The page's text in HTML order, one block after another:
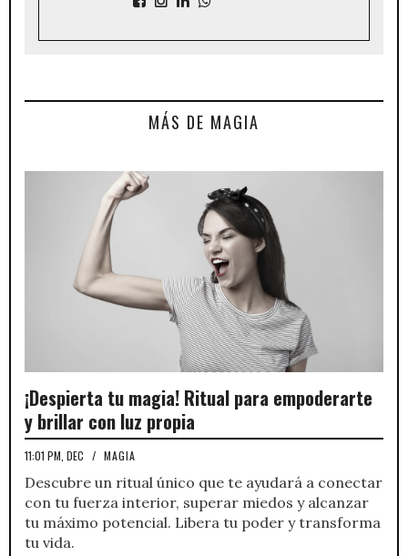
MÁS DE MAGIA
¡Despierta tu magia! Ritual para empoderarte
y brillar con luz propia
11:01 PM, DEC / MAGIA
Descubre un ritual único que te ayudará a conectar
con tu fuerza interior, superar miedos y alcanzar
tu máximo potencial. Libera tu poder y transforma
tu vida.